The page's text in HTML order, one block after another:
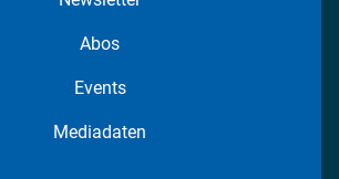
Abos
Events
Mediadaten